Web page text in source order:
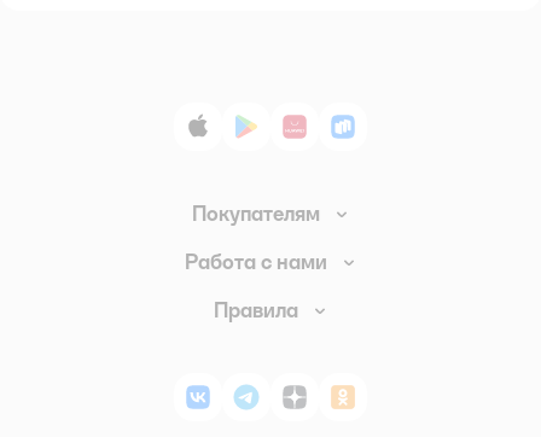
App StoreGoogle Play
AppGallery
RuStore
Покупателям
Доставка и оплата
Промокоды
Магазины
Работа с нами
Вакансии
Правила
Политика конфиденциальности
ВКонтакте
TelegramДзен Одноклассники